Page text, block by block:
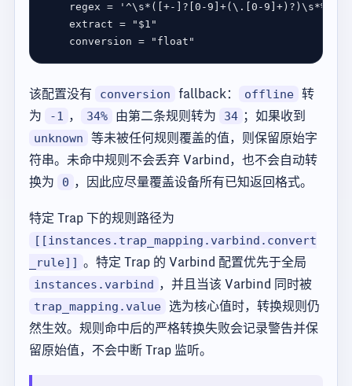
regex =
'^\s*([+-]?[0-9]+(\.[0-
extract =
"$1"
conversion = "float"
该配置没有 conversion fallback： offline
转
为
-1 ， 34% 由第二条规则转为 34 ；如果收到
unknown
等未被任何规则覆盖的值，则保留原始字
符串。未命中规则不会丢弃 Varbind，也不会自动转
换为
0 ，因此应尽量覆盖设备所有已知返回格式。
特定 Trap 下的规则路径为
[[instances.trap_mapping.varbind.convert
_rule]] 。特定 Trap 的 Varbind 配置优先于全局
instances.varbind ，并且当该 Varbind 同时被
trap_mapping.value 选为核心值时，转换规则仍
然生效。规则命中后的严格转换失败会记录警告并保
留原始值，不会中断 Trap 监听。